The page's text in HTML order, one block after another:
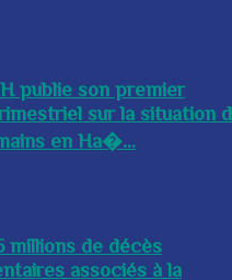
publie son premier
sur la situation
en Ha�...
millions de décès
associés à la